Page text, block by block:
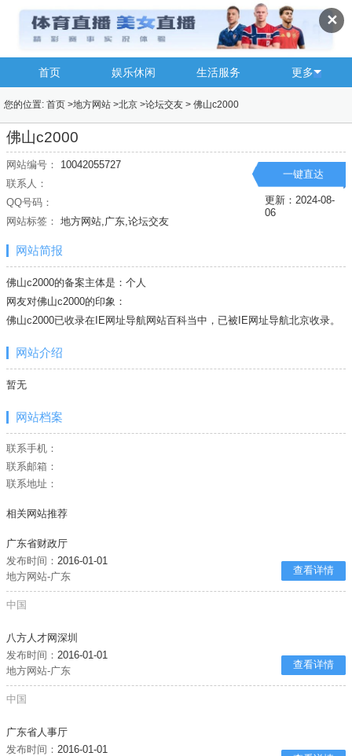
✕
首页 娱乐休闲 生活服务 更多
您的位置: 首页 >地方网站 >北京 >论坛交友 > 佛山c2000
佛山c2000
网站编号：
10042055727
联系人：
QQ号码：
网站标签： 地方网站,广东,论坛交友
一键直达
更新：2024-08-
06
网站简报
佛山c2000的备案主体是：个人
网友对佛山c2000的印象：
佛山c2000已收录在IE网址导航网站百科当中，已被IE网址导航北京收录。
网站介绍
暂无
网站档案
联系手机：
联系邮箱：
联系地址：
相关网站推荐
广东省财政厅
发布时间：2016-01-01
地方网站-广东
查看详情
中国
八方人才网深圳
发布时间：2016-01-01
地方网站-广东
查看详情
中国
广东省人事厅
发布时间：2016-01-01